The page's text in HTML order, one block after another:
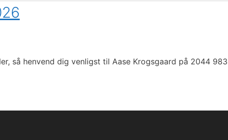
så henvend dig venligst til Aase Krogsgaard på 2044